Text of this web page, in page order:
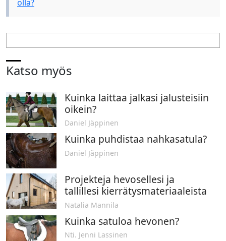
olla?
Katso myös
Kuinka laittaa jalkasi jalusteisiin
oikein?
Daniel Jäppinen
Kuinka puhdistaa nahkasatula?
Daniel Jäppinen
Projekteja hevosellesi ja
tallillesi kierrätysmateriaaleista
Natalia Mannila
Kuinka satuloa hevonen?
Nti. Jenni Lassinen